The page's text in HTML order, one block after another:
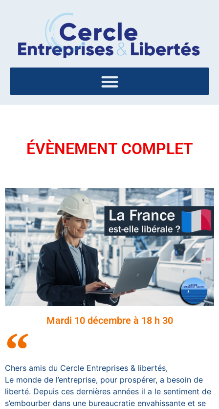
ÉVÈNEMENT COMPLET
Mardi 10 décembre à 18 h 30
Chers amis du Cercle Entreprises & libertés,
Le monde de l’entreprise, pour prospérer, a besoin de
liberté. Depuis ces dernières années il a le sentiment de
s’embourber dans une bureaucratie envahissante et se